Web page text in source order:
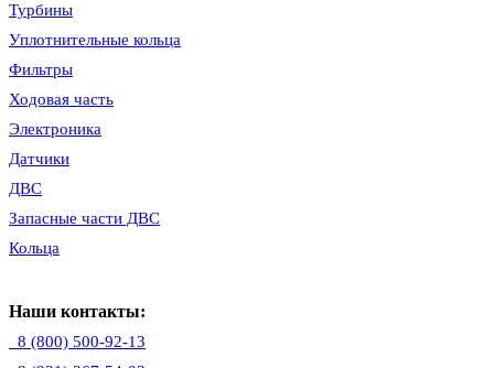
Турбины
Уплотнительные кольца
Фильтры
Ходовая часть
Электроника
Датчики
ДВС
Запасные части ДВС
Кольца
Наши контакты:
8 (800) 500-92-13